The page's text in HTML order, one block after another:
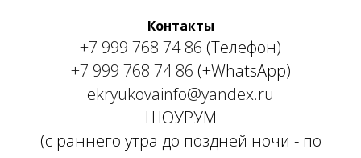
Контакты
+7 999 768 74 86 (Телефон)
+7 999 768 74 86 (+WhatsApp)
ekryukovainfo@yandex.ru
ШОУРУМ
(с раннего утра до поздней ночи - по